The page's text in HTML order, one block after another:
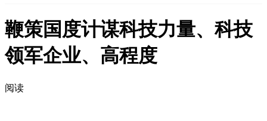
鞭策国度计谋科技力量、科技
领军企业、高程度
阅读